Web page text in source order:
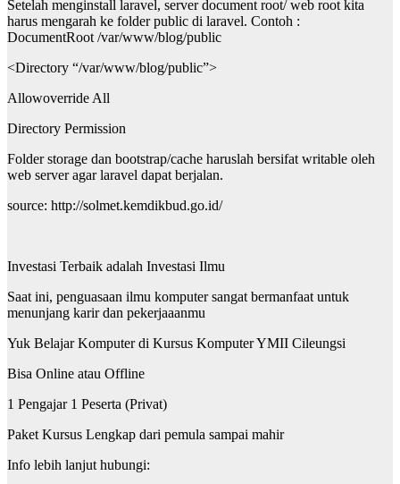
Setelah menginstall laravel, server document root/ web root kita
harus mengarah ke folder public di laravel. Contoh :
DocumentRoot /var/www/blog/public
<Directory “/var/www/blog/public”>
Allowoverride All
Directory Permission
Folder storage dan bootstrap/cache haruslah bersifat writable oleh
web server agar laravel dapat berjalan.
source: http://solmet.kemdikbud.go.id/
Investasi Terbaik adalah Investasi Ilmu
Saat ini, penguasaan ilmu komputer sangat bermanfaat untuk
menunjang karir dan pekerjaaanmu
Yuk Belajar Komputer di Kursus Komputer YMII Cileungsi
Bisa Online atau Offline
1 Pengajar 1 Peserta (Privat)
Paket Kursus Lengkap dari pemula sampai mahir
Info lebih lanjut hubungi: